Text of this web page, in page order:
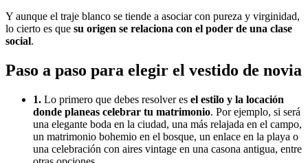
Y aunque el traje blanco se tiende a asociar con pureza y virginidad,
lo cierto es que su origen se relaciona con el poder de una clase
social.
Paso a paso para elegir el vestido de novia
1. Lo primero que debes resolver es el estilo y la locación
donde planeas celebrar tu matrimonio. Por ejemplo, si será
una elegante boda en la ciudad, una más relajada en el campo,
un matrimonio bohemio en el bosque, un enlace en la playa o
una celebración con aires vintage en una casona antigua, entre